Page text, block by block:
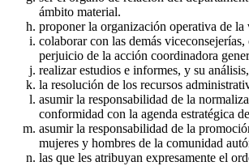
ámbito material.
proponer la organización operativa de
colaborar con las demás
perjuicio de la acción coordinadora
realizar estudios e informes, y su
la resolución de los recursos
asumir la responsabilidad de la
conformidad con la agenda estratégica
asumir la responsabilidad de la
mujeres y hombres de la comunidad
las que les atribuyan expresamente el